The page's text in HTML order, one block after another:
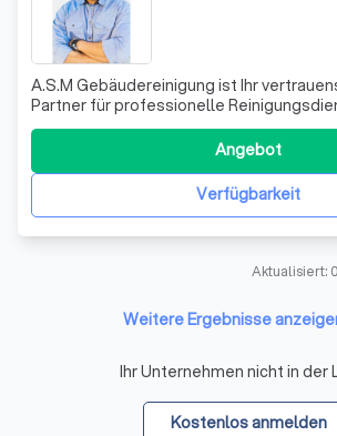
A.S.M Gebäudereinigung ist Ihr
Partner für professionelle
ganz Deutschland. Mit unserer
unserem engagierten Team sind wir in
individuellen Bedürfnisse einzugehen und
maßgeschneiderte Lösungen anzubie
Verfügbarkeit
Angebot
Aktualisiert:
Weitere Ergebnisse
Ihr Unternehmen nicht in der
Kostenlos anmelden